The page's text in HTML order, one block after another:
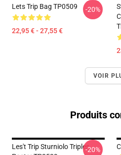
Lets Trip Bag TP0509
22,95 € - 27,55 €
-20%
VOIR
Produits
Les't Trip Sturniolo Triples-20%